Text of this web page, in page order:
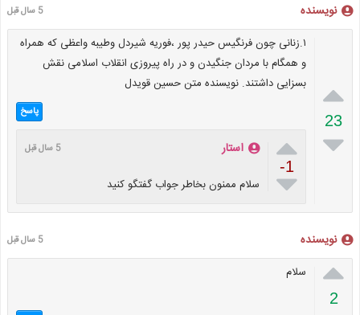
نویسنده 5 سال قبل

23

۱.زنانی چون فرنگیس حیدر پور ،فوریه شیردل وطیبه واعظی که همراه
و همگام با مردان جنگیدن و در راه پیروزی انقلاب اسلامی نقش
بسزایی داشتند. نویسنده متن حسین قویدل
پاسخ

-1

استار 5 سال قبل
سلام ممنون بخاطر جواب گفتگو کنید
نویسنده 5 سال قبل

2
سلام